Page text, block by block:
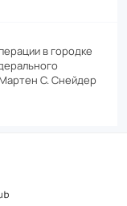
в городке
С. Снейдер